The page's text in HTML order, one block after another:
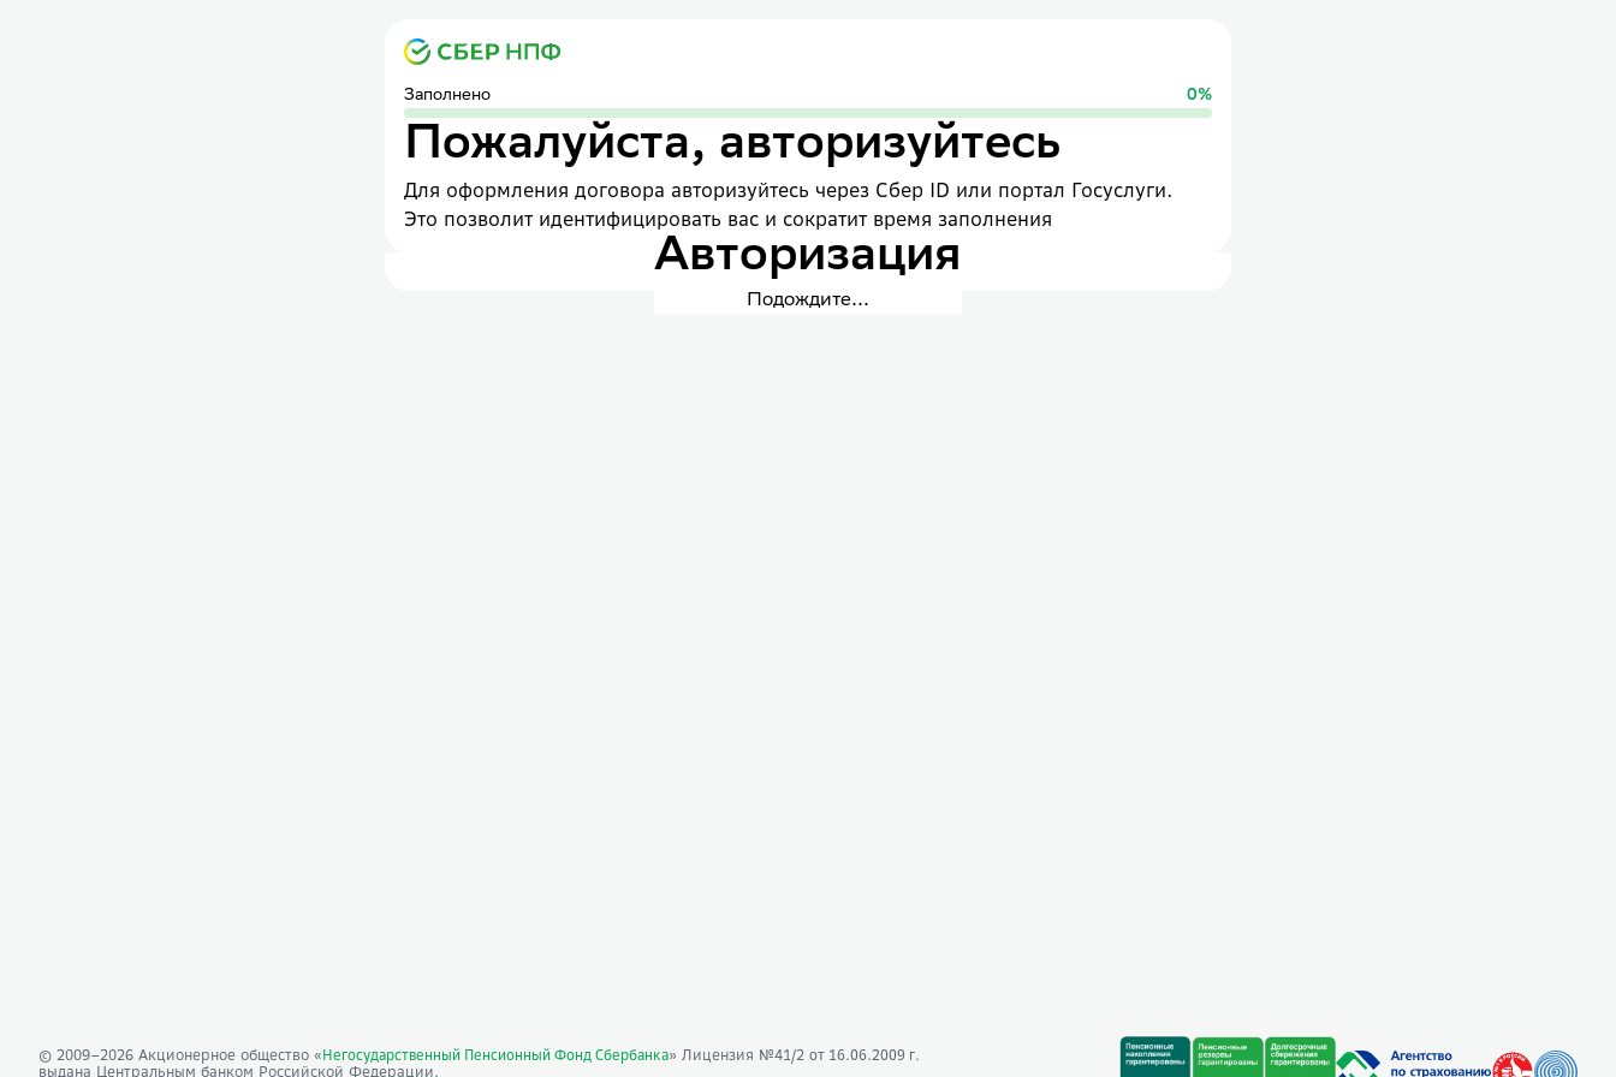
Заполнено 0%
Пожалуйста, авторизуйтесь
Для оформления договора авторизуйтесь через Сбер ID или портал Госуслуги.
Это позволит идентифицировать вас и сократит время заполнения
Авторизация
Подождите...
© 2009–2026 Акционерное общество « Негосударственный Пенсионный Фонд Сбербанка» Лицензия №41/2 от 16.06.2009 г.
выдана Центральным банком Российской Федерации.